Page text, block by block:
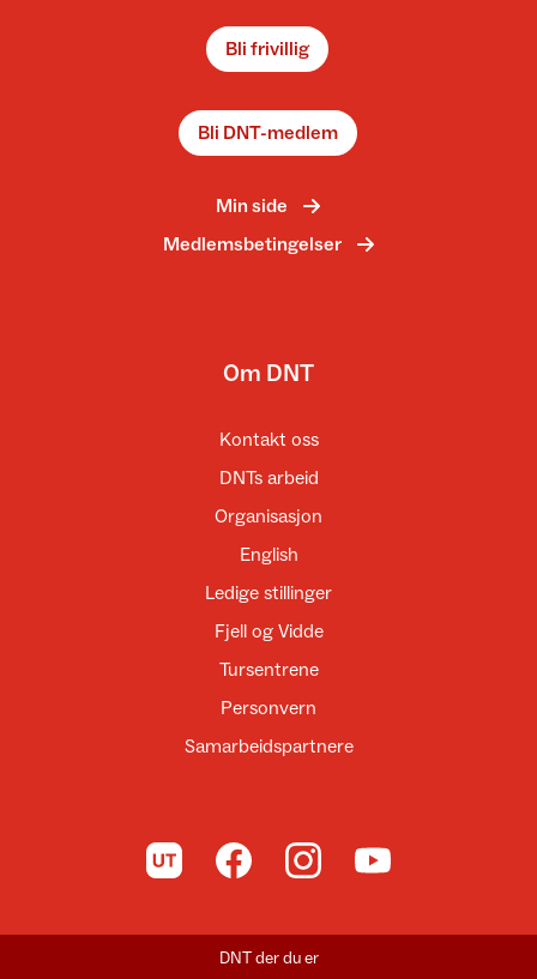
Bli frivillig
Bli DNT-medlem
Min side
Medlemsbetingelser
Om DNT
Kontakt oss
DNTs arbeid
Organisasjon
English
Ledige stillinger
Fjell og Vidde
Tursentrene
Personvern
Samarbeidspartnere
Til UT.no Til DNT på Facebook
Til DNT på Instagram
Til DNT på YouTube
DNT der du er